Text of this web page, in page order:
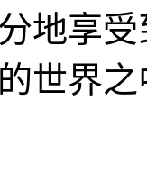
地享
世界之